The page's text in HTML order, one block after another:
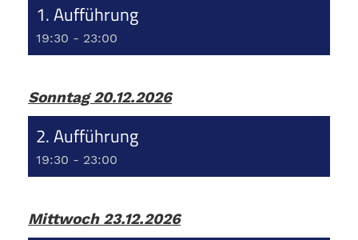
1. Aufführung
19:30 - 23:00
Sonntag 20.12.2026
2. Aufführung
19:30 - 23:00
Mittwoch 23.12.2026